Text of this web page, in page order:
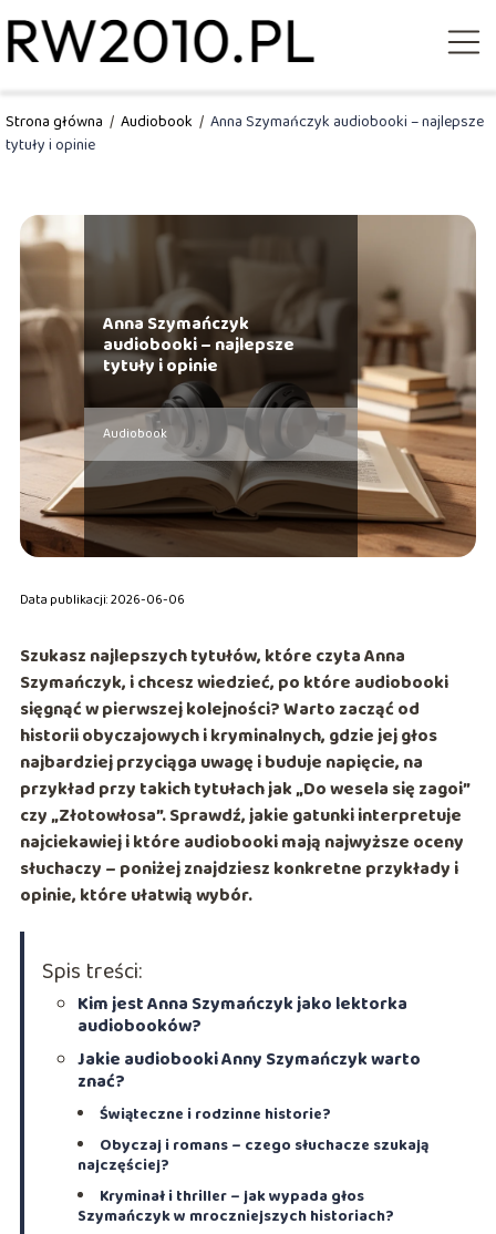
Strona główna / Audiobook / Anna Szymańczyk audiobooki – najlepsze
tytuły i opinie
Anna Szymańczyk
audiobooki – najlepsze
tytuły i opinie
Audiobook
Data publikacji: 2026-06-06
Szukasz najlepszych tytułów, które czytaAnna
Szymańczyk, i chcesz wiedzieć, po które audiobooki
sięgnąć w pierwszej kolejności? Warto zacząć od
historii obyczajowych i kryminalnych, gdzie jej głos
najbardziej przyciąga uwagę i buduje napięcie, na
przykład przy takich tytułach jak„Do wesela się zagoi”
czy„Złotowłosa”. Sprawdź, jakie gatunki interpretuje
najciekawiej i które audiobooki mają najwyższe oceny
słuchaczy – poniżej znajdziesz konkretne przykłady i
opinie, które ułatwią wybór.
Spis treści:
Kim jest Anna Szymańczyk jako lektorka
audiobooków?
Jakie audiobooki Anny Szymańczyk warto
znać?
Świąteczne i rodzinne historie?
Obyczaj i romans – czego słuchacze szukają
najczęściej?
Kryminał i thriller – jak wypada głos
Szymańczyk w mroczniejszych historiach?